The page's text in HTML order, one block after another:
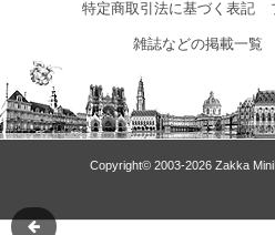
特定商取引法に基づく表記
雑誌などの掲載一覧
Copyright© 2003‐2026 Zakka